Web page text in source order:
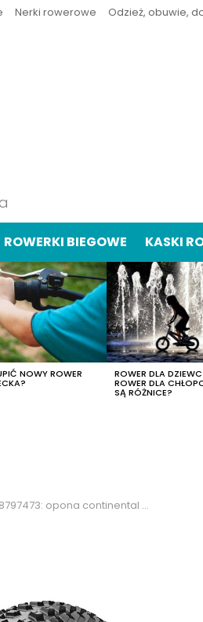
Nerki rowerowe Odzież, obuwie,
ROWERKI BIEGOWE KASKI
NOWY ROWER ROWER DLA
ROWER DLA
SĄ RÓŻNICE?
opona continental cross king ii sw 29×2.0